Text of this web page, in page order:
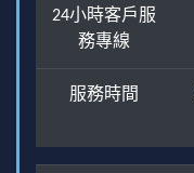
24小時客戶服
務專線
服務時間